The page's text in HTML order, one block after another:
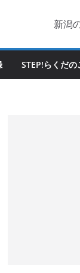
新潟
STEP!らくだの